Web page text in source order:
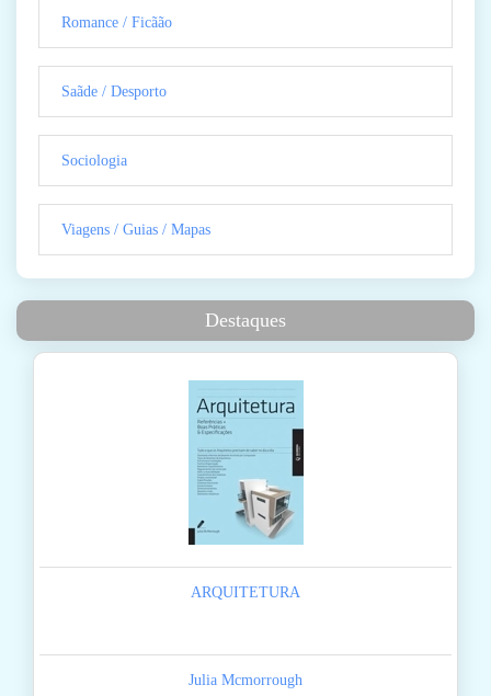
Romance / Ficãão
Saãde / Desporto
Sociologia
Viagens / Guias / Mapas
Destaques
ARQUITETURA
Julia Mcmorrough